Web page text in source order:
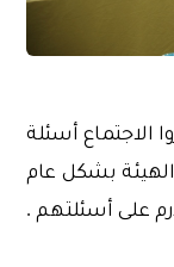
الاجتماع أسئلة
بشكل عام
على أسئلتهم .